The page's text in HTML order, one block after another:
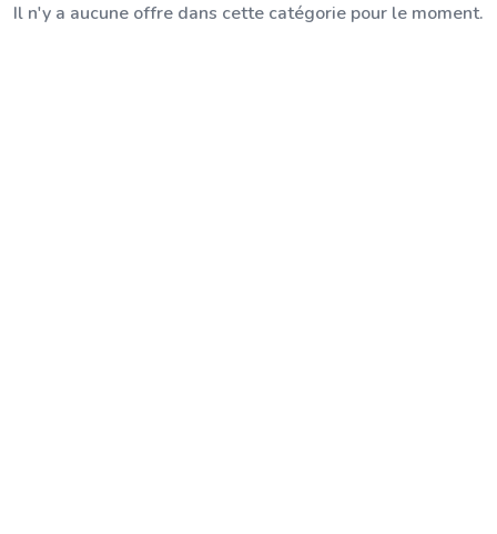
Il n'y a aucune offre dans cette catégorie pour le moment.